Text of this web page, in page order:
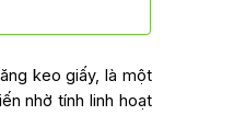
keo giấy, là một
nhờ tính linh hoạt